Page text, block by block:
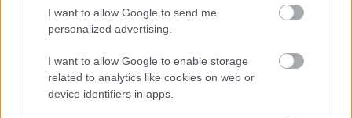
I want to allow Google to send me
personalized advertising.
I want to allow Google to enable storage
related to analytics like cookies on web or
device identifiers in apps.
szezonját az IndyCar mezőnyében. Számára az
oválpályák jelentik a legnagyobb kihívást, a
legendás indianapolisi aszfaltcsík pedig különösen
nehéz feladat elé állította.